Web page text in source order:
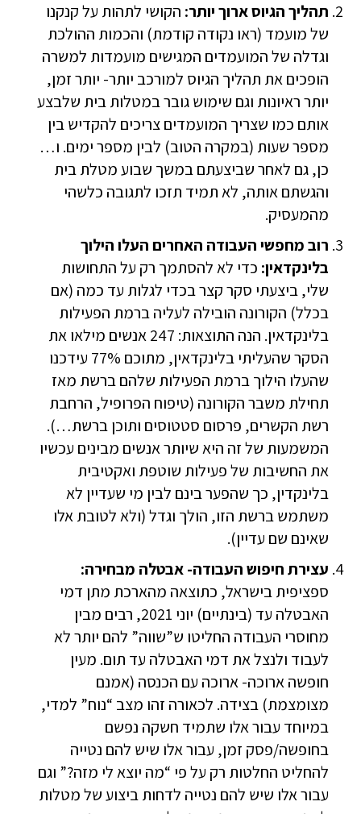
תהליך הגיוס ארוך יותר: הקושי לתהות על קנקנו
של מועמד (ראו נקודה קודמת) והכמות ההולכת
וגדלה של המועמדים המגישים מועמדות למשרה
הופכים את תהליך הגיוס למורכב יותר- יותר זמן,
יותר ראיונות וגם שימוש גובר במטלות בית שלבצע
אותם כמו שצריך המועמדים צריכים להקדיש בין
מספר שעות (במקרה הטוב) לבין מספר ימים. ו…
כן, גם לאחר שביצעתם במשך שבוע מטלת בית
והגשתם אותה, לא תמיד תזכו לתגובה כלשהי
מהמעסיק.
רוב מחפשי העבודה האחרים העלו הילוך
בלינקדאין: כדי לא להסתמך רק על התחושות
שלי, ביצעתי סקר קצר בכדי לגלות עד כמה (אם
בכלל) הקורונה הובילה לעליה ברמת הפעילות
בלינקדאין. הנה התוצאות: 247 אנשים מילאו את
הסקר שהעליתי בלינקדאין, מתוכם 77% עידכנו
שהעלו הילוך ברמת הפעילות שלהם ברשת מאז
תחילת משבר הקורונה (טיפוח הפרופיל, הרחבת
רשת הקשרים, פרסום סטטוסים ותוכן ברשת…).
המשמעות של זה היא שיותר אנשים מבינים עכשיו
את החשיבות של פעילות שוטפת ואקטיבית
בלינקדין, כך שהפער בינם לבין מי שעדיין לא
משתמש ברשת הזו, הולך וגדל (ולא לטובת אלו
שאינם שם עדיין).
עצירת חיפוש העבודה- אבטלה מבחירה:
ספציפית בישראל, כתוצאה מהארכת מתן דמי
האבטלה עד (בינתיים) יוני 2021, רבים מבין
מחוסרי העבודה החליטו ש”שווה” להם יותר לא
לעבוד ולנצל את דמי האבטלה עד תום. מעין
חופשה ארוכה- ארוכה עם הכנסה (אמנם
מצומצמת) בצידה. לכאורה זהו מצב “נוח” למדי,
במיוחד עבור אלו שתמיד חשקה נפשם
בחופשה/פסק זמן, עבור אלו שיש להם נטייה
להחליט החלטות רק על פי “מה יוצא לי מזה?” וגם
עבור אלו שיש להם נטייה לדחות ביצוע של מטלות